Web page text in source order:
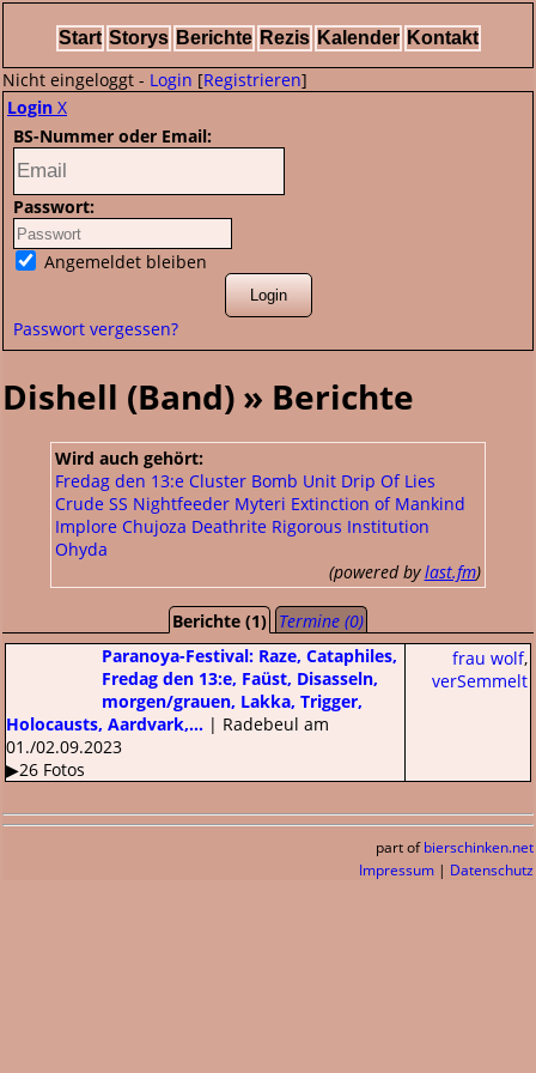
Start Storys Berichte Rezis Kalender Kontakt
Nicht eingeloggt - Login [Registrieren]
Login X
BS-Nummer oder Email:
Passwort:
Angemeldet bleiben
Passwort vergessen?
Dishell (Band) » Berichte
Wird auch gehört:
Fredag den 13:e Cluster Bomb Unit Drip Of Lies
Crude SS Nightfeeder Myteri Extinction of Mankind
Implore Chujoza Deathrite Rigorous Institution
Ohyda
(powered bylast.fm)
Berichte (1) Termine (0)
frau wolf,
verSemmelt
Paranoya-Festival: Raze, Cataphiles,
Fredag den 13:e, Faüst, Disasseln,
morgen/grauen, Lakka, Trigger,
Holocausts, Aardvark,... | Radebeul am
01./02.09.2023
▶26 Fotos
part of bierschinken.net
Impressum | Datenschutz